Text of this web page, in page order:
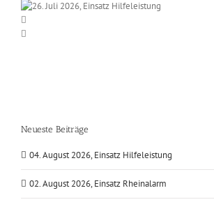
Neueste Beiträge
04. August 2026, Einsatz Hilfeleistung
02. August 2026, Einsatz Rheinalarm